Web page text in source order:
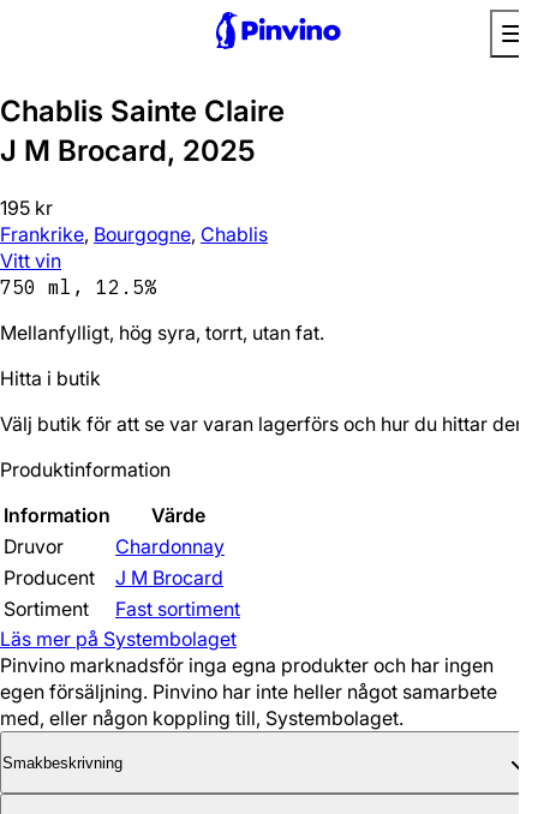
Chablis Sainte Claire
J M Brocard, 2025
195 kr
Frankrike, Bourgogne, Chablis
Vitt vin
750 ml, 12.5%
Mellanfylligt, hög syra, torrt, utan fat.
Hitta i butik
Välj butik för att se var varan lagerförs och hur du hittar den.
Produktinformation
Information
Värde
Druvor
Chardonnay
Producent
J M Brocard
Sortiment
Fast sortiment
Läs mer på Systembolaget
Pinvino marknadsför inga egna produkter och har ingen
egen försäljning. Pinvino har inte heller något samarbete
med, eller någon koppling till, Systembolaget.
Smakbeskrivning